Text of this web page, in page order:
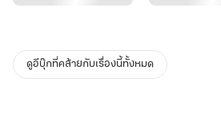
ดูอีบุ๊กที่คล้ายกับเรื่องนี้ทั้งหมด